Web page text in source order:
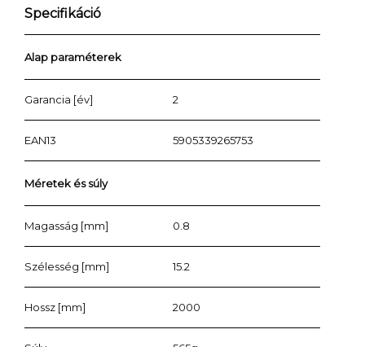
Specifikáció
Alap paraméterek
Garancia [év] 2
EAN13 5905339265753
Méretek és súly
Magasság [mm] 0.8
Szélesség [mm] 15.2
Hossz [mm] 2000